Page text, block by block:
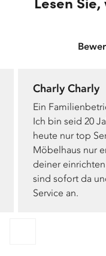
Charly Charly
Ein
Ich bin seid 20
heute nur top
Möbelhaus nur
deiner
sind sofort da
Service an.